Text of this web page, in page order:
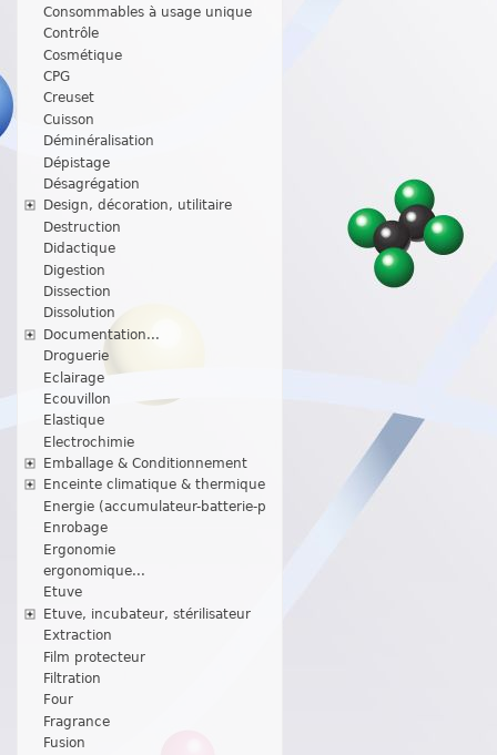
Consommables à usage unique
Contrôle
Cosmétique
CPG
Creuset
Cuisson
Déminéralisation
Dépistage
Désagrégation
Design, décoration, utilitaire
Destruction
Didactique
Digestion
Dissection
Dissolution
Documentation...
Droguerie
Eclairage
Ecouvillon
Elastique
Electrochimie
Emballage & Conditionnement
Enceinte climatique & thermique
Energie (accumulateur-batterie-p
Enrobage
Ergonomie
ergonomique...
Etuve
Etuve, incubateur, stérilisateur
Extraction
Film protecteur
Filtration
Four
Fragrance
Fusion